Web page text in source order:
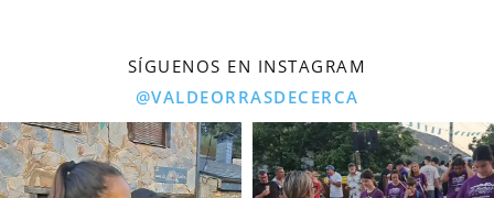
SÍGUENOS EN INSTAGRAM
@VALDEORRASDECERCA